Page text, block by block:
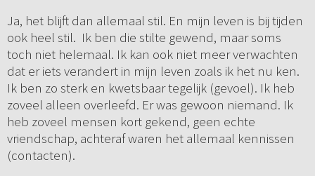
Ja, het blijft dan allemaal stil. En mijn leven is bij tijden
ook heel stil. Ik ben die stilte gewend, maar soms
toch niet helemaal. Ik kan ook niet meer verwachten
dat er iets verandert in mijn leven zoals ik het nu ken.
Ik ben zo sterk en kwetsbaar tegelijk (gevoel). Ik heb
zoveel alleen overleefd. Er was gewoon niemand. Ik
heb zoveel mensen kort gekend, geen echte
vriendschap, achteraf waren het allemaal kennissen
(contacten).